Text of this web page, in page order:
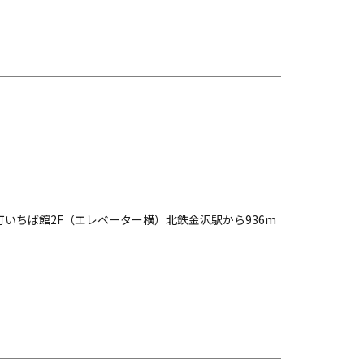
ちば館2F（エレベーター横）北鉄金沢駅から936m